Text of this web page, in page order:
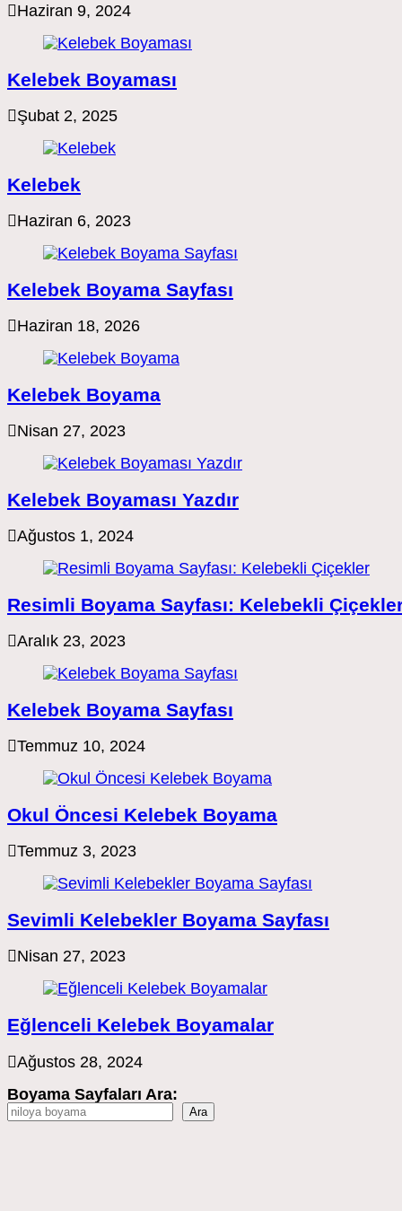
Haziran 9, 2024
Kelebek Boyaması
Şubat 2, 2025
Kelebek
Haziran 6, 2023
Kelebek Boyama Sayfası
Haziran 18, 2026
Kelebek Boyama
Nisan 27, 2023
Kelebek Boyaması Yazdır
Ağustos 1, 2024
Resimli Boyama Sayfası: Kelebekli
Aralık 23, 2023
Kelebek Boyama Sayfası
Temmuz 10, 2024
Okul Öncesi Kelebek Boyama
Temmuz 3, 2023
Sevimli Kelebekler Boyama Sayfası
Nisan 27, 2023
Eğlenceli Kelebek Boyamalar
Ağustos 28, 2024
Boyama Sayfaları Ara:
Ara